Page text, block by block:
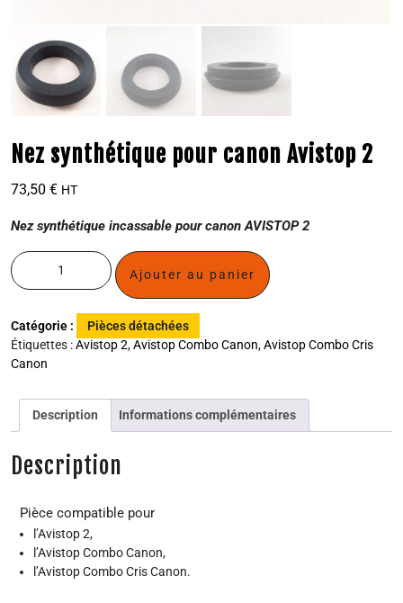
Nez synthétique pour canon Avistop 2
73,50 € HT
Nez synthétique incassable pour canon AVISTOP 2
Ajouter au panier
Catégorie :
Pièces détachées
Étiquettes :Avistop 2,Avistop Combo Canon,Avistop Combo Cris
Canon
Description Informations complémentaires
Description
Pièce compatible pour
l’Avistop 2,
l’Avistop Combo Canon,
l’Avistop Combo Cris Canon.